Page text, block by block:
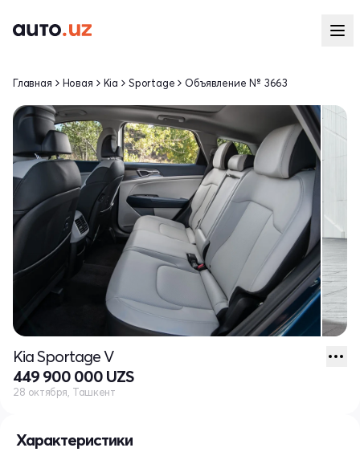
Характеристики
Главная Новая Kia Sportage Объявление № 3663
Kia Sportage V
449 900 000 UZS
28 октября, Ташкент